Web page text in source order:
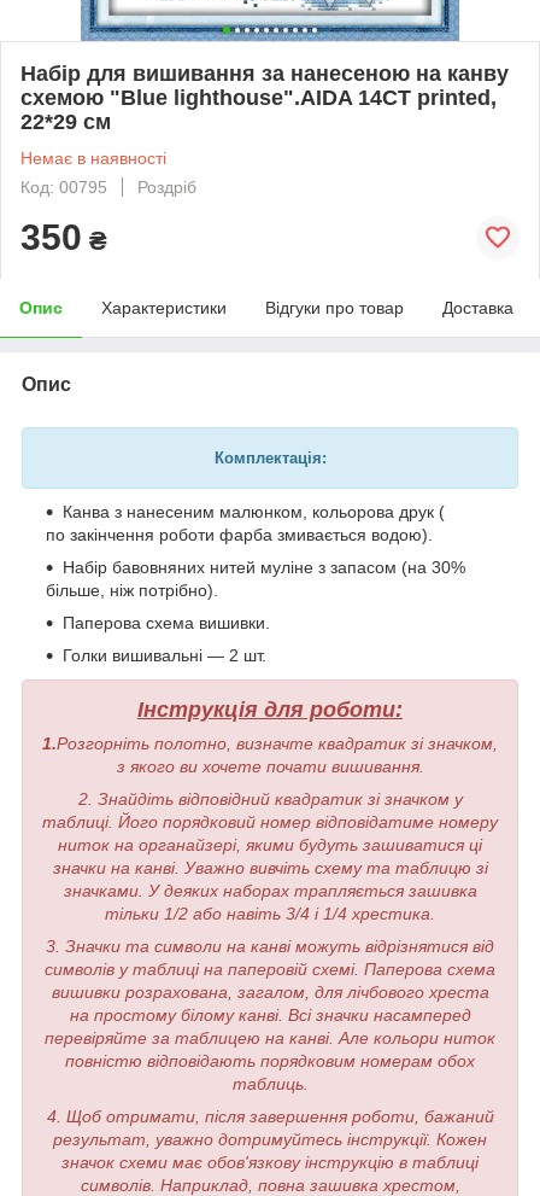
Набір для вишивання за нанесеною на канву
схемою "Blue lighthouse".AIDA 14CT printed,
22*29 см
Немає в наявності
Код: 00795
Роздріб
350 ₴
Опис Характеристики Відгуки про товар Доставка
Опис
Комплектація:
Канва з нанесеним малюнком, кольорова друк (
по закінчення роботи фарба змивається водою).
Набір бавовняних нитей муліне з запасом (на 30%
більше, ніж потрібно).
Паперова схема вишивки.
Голки вишивальні — 2 шт.
Інструкція для роботи:
1.Розгорніть полотно, визначте квадратик зі значком,
з якого ви хочете почати вишивання.
2. Знайдіть відповідний квадратик зі значком у
таблиці. Його порядковий номер відповідатиме номеру
ниток на органайзері, якими будуть зашиватися ці
значки на канві. Уважно вивчіть схему та таблицю зі
значками. У деяких наборах трапляється зашивка
тільки 1/2 або навіть 3/4 і 1/4 хрестика.
3. Значки та символи на канві можуть відрізнятися від
символів у таблиці на паперовій схемі. Паперова схема
вишивки розрахована, загалом, для лічбового хреста
на простому білому канві. Всі значки насамперед
перевіряйте за таблицею на канві. Але кольори ниток
повністю відповідають порядковим номерам обох
таблиць.
4. Щоб отримати, після завершення роботи, бажаний
результат, уважно дотримуйтесь інструкції. Кожен
значок схеми має обов'язкову інструкцію в таблиці
символів. Наприклад, повна зашивка хрестом,